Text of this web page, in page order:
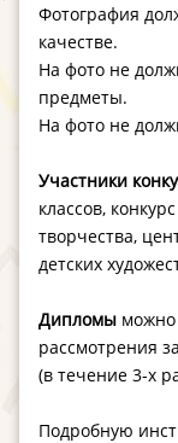
Фотография
качестве.
На фото не
предметы.
На фото не
Участники
классов,
творчества,
детских
Дипломы можно
рассмотрения
(в течение 3-х
Подробную